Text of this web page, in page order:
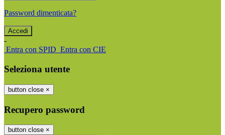
Password dimenticata?
-
Entra con SPID Entra con CIE
Seleziona utente
button close ×
Recupero password
button close ×